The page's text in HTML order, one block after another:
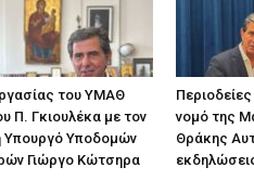
του ΥΜΑΘ
Π. Γκιουλέκα με τον
Υπουργό Υποδομών
Γιώργο Κώτσηρα
νομό της
Θράκης